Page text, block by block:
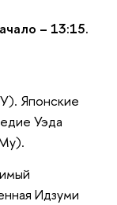
– 13:15.
Японские
Уэда
Идзуми